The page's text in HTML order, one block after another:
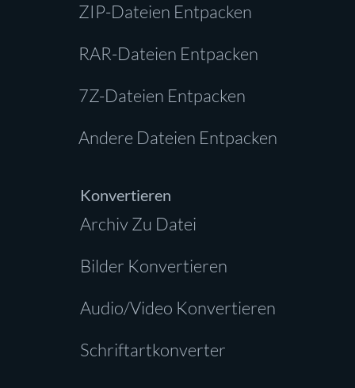
ZIP-Dateien Entpacken
RAR-Dateien Entpacken
7Z-Dateien Entpacken
Andere Dateien Entpacken
Konvertieren
Archiv Zu Datei
Bilder Konvertieren
Audio/Video Konvertieren
Schriftartkonverter